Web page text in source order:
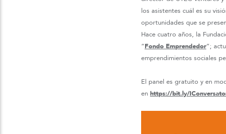
los asistentes cuál es su
oportunidades que se
Hace cuatro años, la
“Fondo Emprendedor”;
emprendimientos sociales
El panel es gratuito y en
en https://bit.ly/